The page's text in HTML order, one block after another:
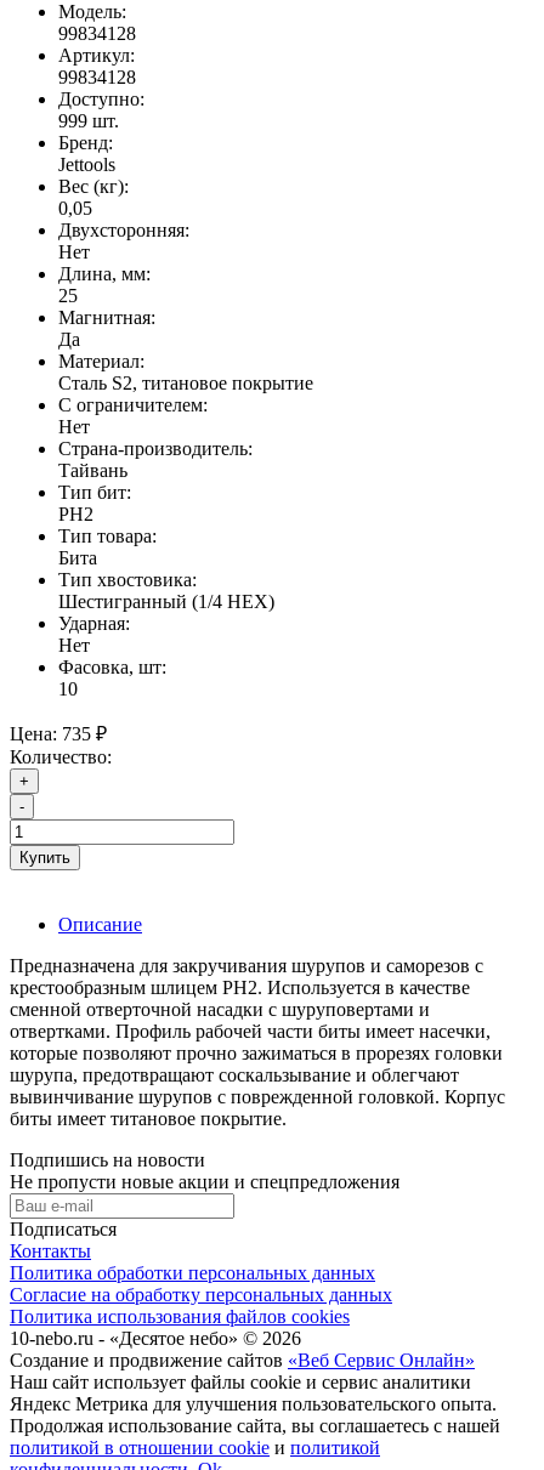
Модель:
99834128
Артикул:
99834128
Доступно:
999 шт.
Бренд:
Jettools
Вес (кг):
0,05
Двухсторонняя:
Нет
Длина, мм:
25
Магнитная:
Да
Материал:
Сталь S2, титановое покрытие
С ограничителем:
Нет
Страна-производитель:
Тайвань
Тип бит:
PH2
Тип товара:
Бита
Тип хвостовика:
Шестигранный (1/4 HEX)
Ударная:
Нет
Фасовка, шт:
10
Цена: 735 ₽
Количество:
+
-
Купить
Описание
Предназначена для закручивания шурупов и саморезов с
крестообразным шлицем РH2. Используется в качестве
сменной отверточной насадки с шуруповертами и
отвертками. Профиль рабочей части биты имеет насечки,
которые позволяют прочно зажиматься в прорезях головки
шурупа, предотвращают соскальзывание и облегчают
вывинчивание шурупов с поврежденной головкой. Корпус
биты имеет титановое покрытие.
Подпишись на новости
Не пропусти новые акции и спецпредложения
Подписаться
Контакты
Политика обработки персональных данных
Согласие на обработку персональных данных
Политика использования файлов cookies
10-nebo.ru - «Десятое небо» © 2026
Создание и продвижение сайтов «Веб Сервис Онлайн»
Наш сайт использует файлы cookie и сервис аналитики
Яндекс Метрика для улучшения пользовательского опыта.
Продолжая использование сайта, вы соглашаетесь с нашей
политикой в отношении cookie и политикой